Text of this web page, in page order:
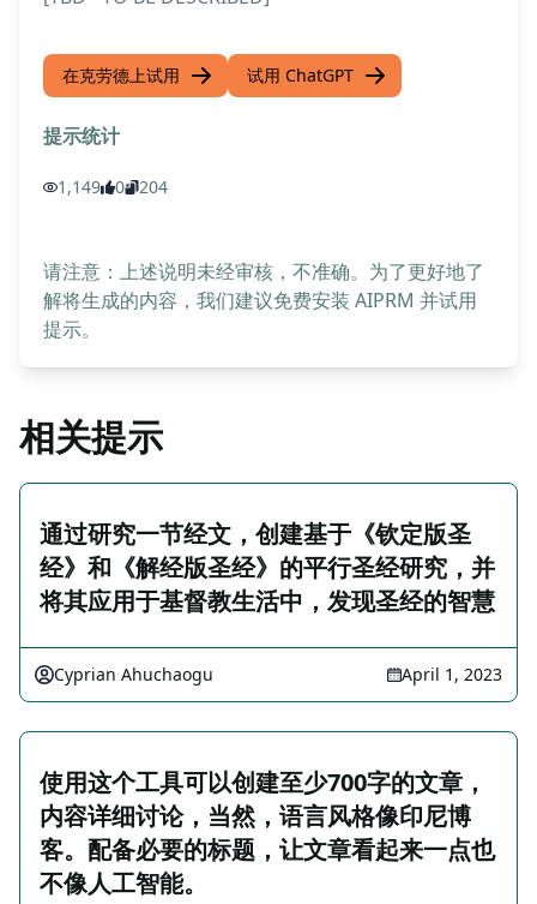
在克劳德上试用 试用 ChatGPT
提示统计
1,149 0 204
请注意：上述说明未经审核，不准确。为了更好地了
解将生成的内容，我们建议免费安装 AIPRM 并试用
提示。
相关提示
通过研究一节经文，创建基于《钦定版圣
经》和《解经版圣经》的平行圣经研究，并
将其应用于基督教生活中，发现圣经的智慧
Cyprian Ahuchaogu April 1, 2023
使用这个工具可以创建至少700字的文章，
内容详细讨论，当然，语言风格像印尼博
客。配备必要的标题，让文章看起来一点也
不像人工智能。